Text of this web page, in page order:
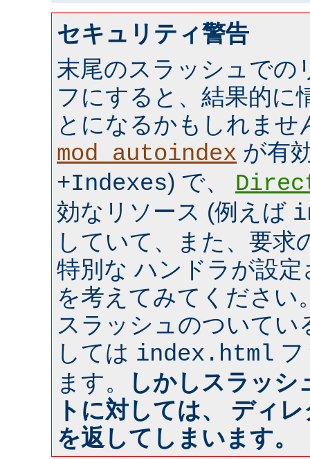
セキュリティ警告
末尾のスラッシュでの
フにすると、結果的に
とになるかもしれませ
mod_autoindex が有
+Indexes) で、
効なリソース (例えば
していて、また、要求
特別な ハンドラが設
を考えてみてください
スラッシュのついてい
しては index.html
ます。
しかしスラッシ
トに対しては、 ディ
を返してしまいます。